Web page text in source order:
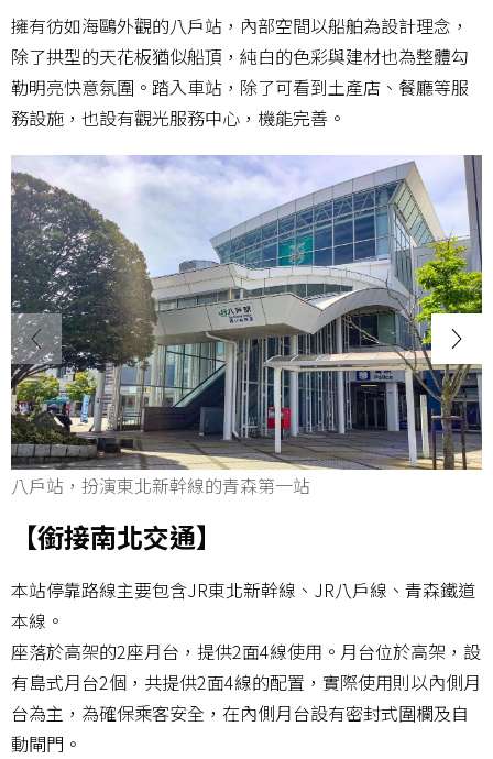
擁有彷如海鷗外觀的八戶站，內部空間以船舶為設計理念，
除了拱型的天花板猶似船頂，純白的色彩與建材也為整體勾
勒明亮快意氛圍。踏入車站，除了可看到土產店、餐廳等服
務設施，也設有觀光服務中心，機能完善。
八戶站，扮演東北新幹線的青森第一站
【銜接南北交通】
本站停靠路線主要包含JR東北新幹線、JR八戶線、青森鐵道
本線。
座落於高架的2座月台，提供2面4線使用。月台位於高架，設
有島式月台2個，共提供2面4線的配置，實際使用則以內側月
台為主，為確保乘客安全，在內側月台設有密封式圍欄及自
動閘門。